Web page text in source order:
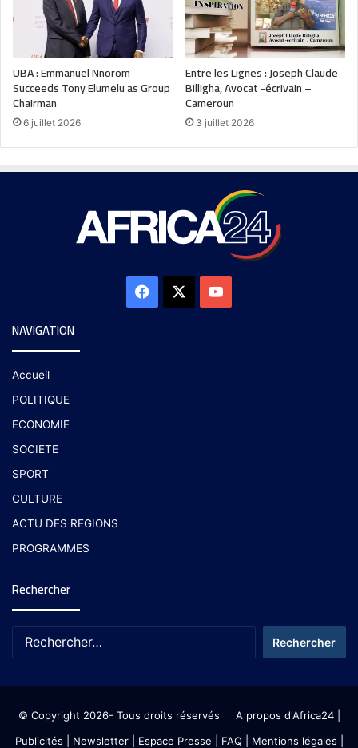
UBA : Emmanuel Nnorom
Succeeds Tony Elumelu as Group
Chairman
6 juillet 2026
Entre les Lignes : Joseph Claude
Billigha, Avocat -écrivain –
Cameroun
3 juillet 2026
NAVIGATION
Accueil
POLITIQUE
ECONOMIE
SOCIETE
SPORT
CULTURE
ACTU DES REGIONS
PROGRAMMES
Rechercher
© Copyright 2026- Tous droits réservés A propos d'Africa24|
Publicités
Newsletter| Espace Presse | FAQ | Mentions légales